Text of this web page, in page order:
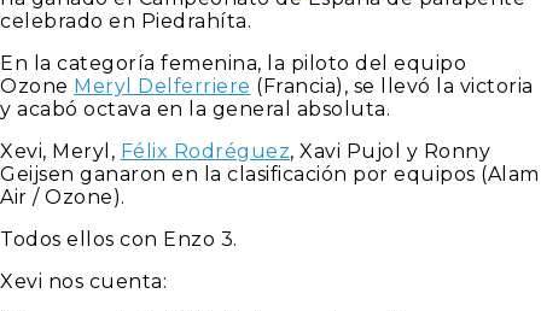
celebrado en Piedrahíta.
En la categoría femenina, la piloto del equipo
Ozone Meryl Delferriere (Francia), se llevó la victoria
y acabó octava en la general absoluta.
Xevi, Meryl, Félix Rodréguez, Xavi Pujol y Ronny
Geijsen ganaron en la clasificación por equipos (Alam
Air / Ozone).
Todos ellos con Enzo 3.
Xevi nos cuenta: